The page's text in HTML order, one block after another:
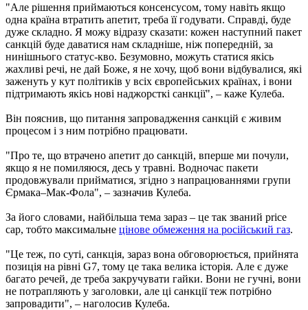
"Але рішення приймаються консенсусом, тому навіть якщо
одна країна втратить апетит, треба її годувати. Справді, буде
дуже складно. Я можу відразу сказати: кожен наступний пакет
санкцій буде даватися нам складніше, ніж попередній, за
нинішнього статус-кво. Безумовно, можуть статися якісь
жахливі речі, не дай Боже, я не хочу, щоб вони відбувалися, які
заженуть у кут політиків у всіх європейських країнах, і вони
підтримають якісь нові наджорсткі санкції", – каже Кулеба.
Він пояснив, що питання запровадження санкцій є живим
процесом і з ним потрібно працювати.
"Про те, що втрачено апетит до санкцій, вперше ми почули,
якщо я не помиляюся, десь у травні. Водночас пакети
продовжували прийматися, згідно з напрацюваннями групи
Єрмака–Мак-Фола", – зазначив Кулеба.
За його словами, найбільша тема зараз – це так званий price
cap, тобто максимальне цінове обмеження на російський газ.
"Це теж, по суті, санкція, зараз вона обговорюється, прийнята
позиція на рівні G7, тому це така велика історія. Але є дуже
багато речей, де треба закручувати гайки. Вони не гучні, вони
не потрапляють у заголовки, але ці санкції теж потрібно
запровадити", – наголосив Кулеба.